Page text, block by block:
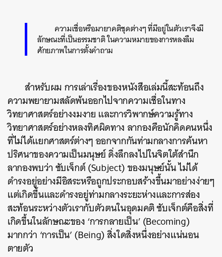
ความเชื่อหรือมายาคติชุดต่างๆ ที่มีอยู่ในตัวเราจึงมี
ลักษณะที่เป็นธรรมชาติ ในความหมายของการหลงลืม
ศักยภาพในการตั้งคำถาม
สำหรับผม การเล่าเรื่องของหนังสือเล่มนี้สะท้อนถึง
ความพยายามสลัดพ้นออกไปจากความเชื่อในทาง
วิทยาศาสตร์อย่างงมงาย และการวิพากษ์ความรู้ทาง
วิทยาศาสตร์อย่างหลงทิศผิดทาง ลากองคือนักคิดคนหนึ่ง
ที่ไม่ได้แยกศาสตร์ต่างๆ ออกจากกันท่ามกลางการค้นหา
ปริศนาของความเป็นมนุษย์ ดิ่งลึกลงไปในจิตใต้สำนึก
ลากองพบว่า ซับเจ็กต์ (Subject) ของมนุษย์นั้น ไม่ได้
ดำรงอยู่อย่างมีอิสระหรือถูกประกอบสร้างขึ้นมาอย่างง่ายๆ
แต่เกิดขึ้นและดำรงอยู่ท่ามกลางระยะห่างและการส่อง
สะท้อนระหว่างตัวเรากับตัวตนในอุดมคติ ซับเจ็กต์คือสิ่งที่
เกิดขึ้นในลักษณะของ ‘การกลายเป็น’ (Becoming)
มากกว่า ‘การเป็น’ (Being) สิ่งใดสิ่งหนึ่งอย่างแน่นอน
ตายตัว